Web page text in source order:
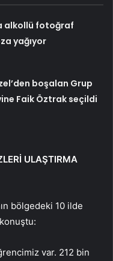
alkollü fotoğraf
yağıyor
boşalan Grup
Faik Öztrak seçildi
ULAŞTIRMA
bölgedeki 10 ilde
var. 212 bin